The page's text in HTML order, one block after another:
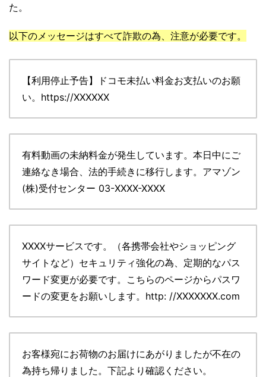
た。
以下のメッセージはすべて詐欺の為、注意が必要です。
【利用停止予告】ドコモ未払い料金お支払いのお願
い。https://XXXXXX
有料動画の未納料金が発生しています。本日中にご
連絡なき場合、法的手続きに移行します。アマゾン
(株)受付センター 03-XXXX-XXXX
XXXXサービスです。（各携帯会社やショッピング
サイトなど）セキュリティ強化の為、定期的なパス
ワード変更が必要です。こちらのページからパスワ
ードの変更をお願いします。http: //XXXXXXX.com
お客様宛にお荷物のお届けにあがりましたが不在の
為持ち帰りました。下記より確認ください。